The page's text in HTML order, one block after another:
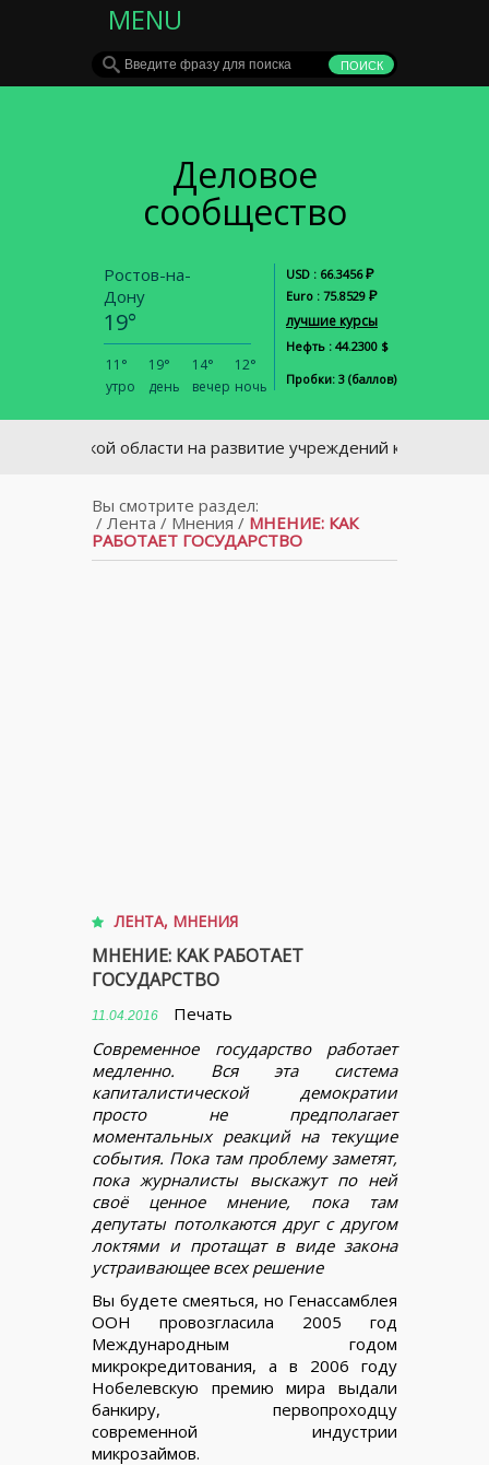
MENU
Деловое
сообщество
Ростов-на-
Дону
19°
11°
утро
19°
день
14°
вечер
12°
ночь
USD : 66.3456Р
Euro : 75.8529 Р
лучшие курсы
Нефть : 44.2300 $
Пробки: 3 (баллов)
области на развитие учреждений культуры
Вы смотрите раздел:
/ Лента/ Мнения / МНЕНИЕ: КАК
РАБОТАЕТ ГОСУДАРСТВО
ЛЕНТА, МНЕНИЯ
МНЕНИЕ: КАК РАБОТАЕТ
ГОСУДАРСТВО
11.04.2016
Печать
Современное государство работает
медленно. Вся эта система
капиталистической демократии
просто не предполагает
моментальных реакций на текущие
события. Пока там проблему заметят,
пока журналисты выскажут по ней
своё ценное мнение, пока там
депутаты потолкаются друг с другом
локтями и протащат в виде закона
устраивающее всех решение
Вы будете смеяться, но Генассамблея
ООН провозгласила 2005 год
Международным годом
микрокредитования, а в 2006 году
Нобелевскую премию мира выдали
банкиру, первопроходцу
современной индустрии
микрозаймов.